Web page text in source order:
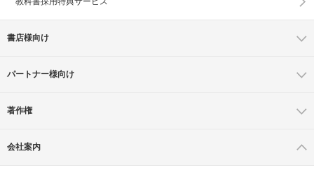
書店様向け
パートナー様向け
著作権
会社案内